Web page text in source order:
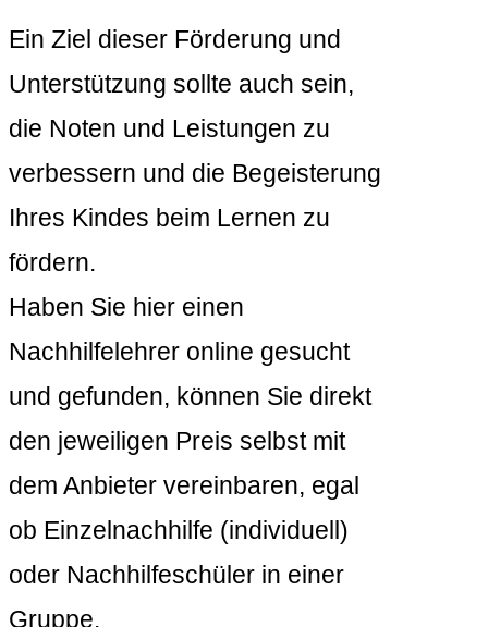
Ein Ziel dieser Förderung und
Unterstützung sollte auch sein,
die Noten und Leistungen zu
verbessern und die Begeisterung
Ihres Kindes beim Lernen zu
fördern.
Haben Sie hier einen
Nachhilfelehrer online gesucht
und gefunden, können Sie direkt
den jeweiligen Preis selbst mit
dem Anbieter vereinbaren, egal
ob Einzelnachhilfe (individuell)
oder Nachhilfeschüler in einer
Gruppe.